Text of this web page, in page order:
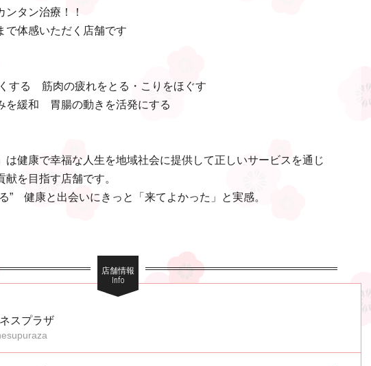
ンタン治療！！
で体感いただく店舗です
する 筋肉の疲れをとる・こりをほぐす
を緩和 胃腸の動きを活発にする
は健康で幸福な人生を地域社会に提供して正しいサービスを通じ
を目指す店舗です。
” 健康と出会いにきっと「来てよかった」と実感。
店舗情報
Info
スプラザ